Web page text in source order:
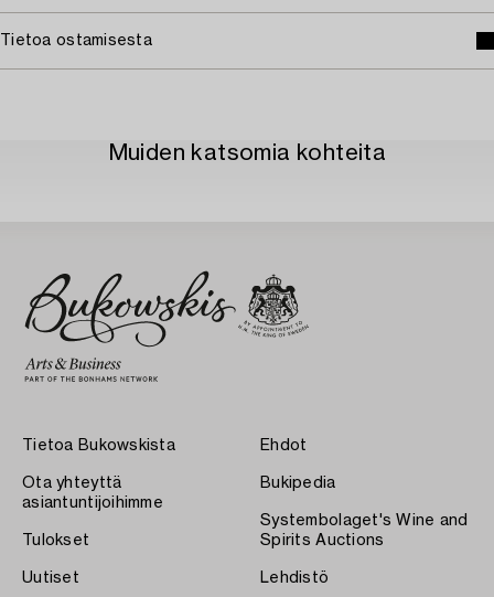
Tietoa ostamisesta
Muiden katsomia kohteita
Tietoa Bukowskista
Ota yhteyttä
asiantuntijoihimme
Tulokset
Uutiset
Ehdot
Bukipedia
Systembolaget's Wine and
Spirits Auctions
Lehdistö